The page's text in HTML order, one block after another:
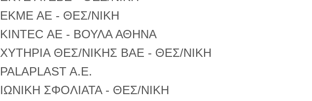
ΕΚΜΕ ΑΕ - ΘΕΣ/ΝΙΚΗ
KINTEC ΑΕ - ΒΟΥΛΑ ΑΘΗΝΑ
ΧΥΤΗΡΙΑ ΘΕΣ/ΝΙΚΗΣ ΒΑΕ - ΘΕΣ/ΝΙΚΗ
PALAPLAST A.E.
ΙΩΝΙΚΗ ΣΦΟΛΙΑΤΑ - ΘΕΣ/ΝΙΚΗ